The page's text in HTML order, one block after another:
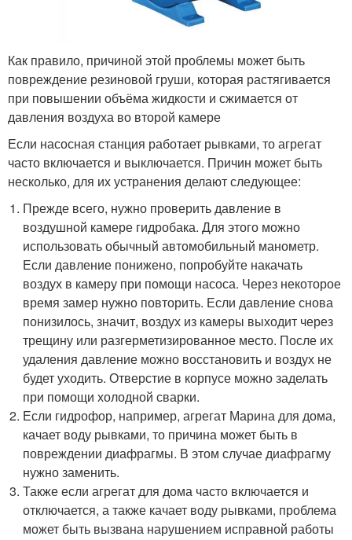
Как правило, причиной этой проблемы может быть
повреждение резиновой груши, которая растягивается
при повышении объёма жидкости и сжимается от
давления воздуха во второй камере
Если насосная станция работает рывками, то агрегат
часто включается и выключается. Причин может быть
несколько, для их устранения делают следующее:
Прежде всего, нужно проверить давление в
воздушной камере гидробака. Для этого можно
использовать обычный автомобильный манометр.
Если давление понижено, попробуйте накачать
воздух в камеру при помощи насоса. Через некоторое
время замер нужно повторить. Если давление снова
понизилось, значит, воздух из камеры выходит через
трещину или разгерметизированное место. После их
удаления давление можно восстановить и воздух не
будет уходить. Отверстие в корпусе можно заделать
при помощи холодной сварки.
Если гидрофор, например, агрегат Марина для дома,
качает воду рывками, то причина может быть в
повреждении диафрагмы. В этом случае диафрагму
нужно заменить.
Также если агрегат для дома часто включается и
отключается, а также качает воду рывками, проблема
может быть вызвана нарушением исправной работы